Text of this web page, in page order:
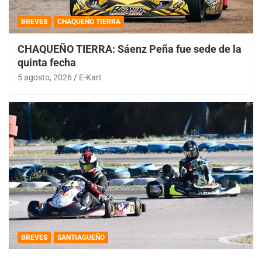
BREVES CHAQUEÑO TIERRA
CHAQUEÑO TIERRA: Sáenz Peña fue sede de la
quinta fecha
5 agosto, 2026 E-Kart
BREVES SANTIAGUEÑO